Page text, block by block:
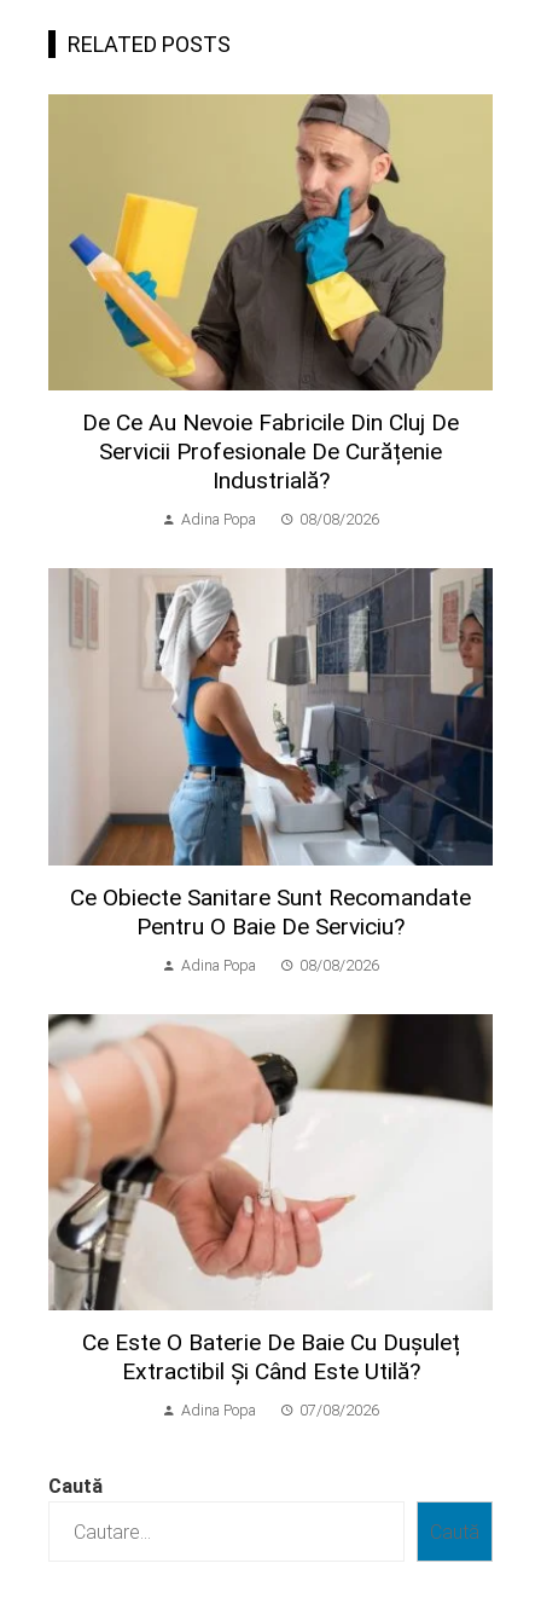
RELATED POSTS
De Ce Au Nevoie Fabricile Din Cluj De
Servicii Profesionale De Curățenie
Industrială?
Adina Popa 08/08/2026
Ce Obiecte Sanitare Sunt Recomandate
Pentru O Baie De Serviciu?
Adina Popa 08/08/2026
Ce Este O Baterie De Baie Cu Dușuleț
Extractibil Și Când Este Utilă?
Adina Popa 07/08/2026
Caută
Caută